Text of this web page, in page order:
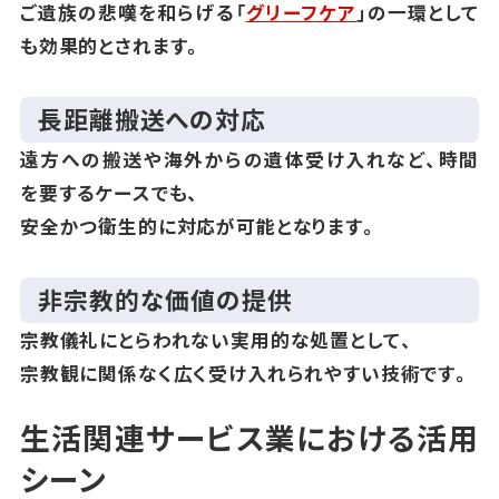
ご遺族の悲嘆を和らげる「グリーフケア 」の一環として
も効果的とされます。
長距離搬送への対応
遠方への搬送や海外からの遺体受け入れなど、時間
を要するケースでも、
安全かつ衛生的に対応が可能となります。
非宗教的な価値の提供
宗教儀礼にとらわれない実用的な処置として、
宗教観に関係なく広く受け入れられやすい技術です。
生活関連サービス業における活用
シーン